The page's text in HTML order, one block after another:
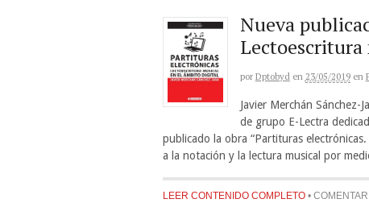
Nueva
por Dptobyd en 23/05/2019 en
Javier Merchán Sánchez-
de grupo E-Lectra
publicado la obra “Partituras
a la notación y la lectura musical por
LEER CONTENIDO COMPLETO •